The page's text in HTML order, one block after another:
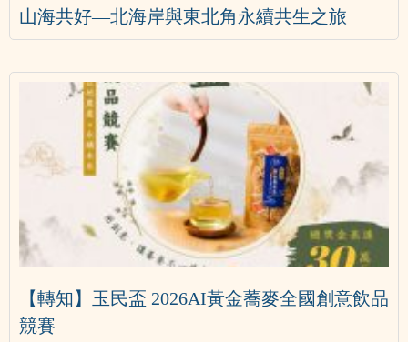
山海共好—北海岸與東北角永續共生之旅
【轉知】玉民盃 2026AI黃金蕎麥全國創意飲品
競賽